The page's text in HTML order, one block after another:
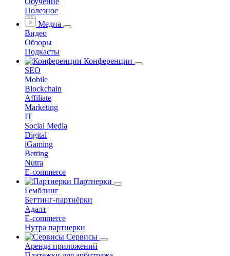
Полезное
Медиа
Видео
Обзоры
Подкасты
Конференции
SEO
Mobile
Blockchain
Affiliate
Marketing
IT
Social Media
Digital
iGaming
Betting
Nutra
E-commerce
Партнерки
Гемблинг
Беттинг-партнёрки
Адалт
E-commerce
Нутра партнерки
Сервисы
Аренда приложений